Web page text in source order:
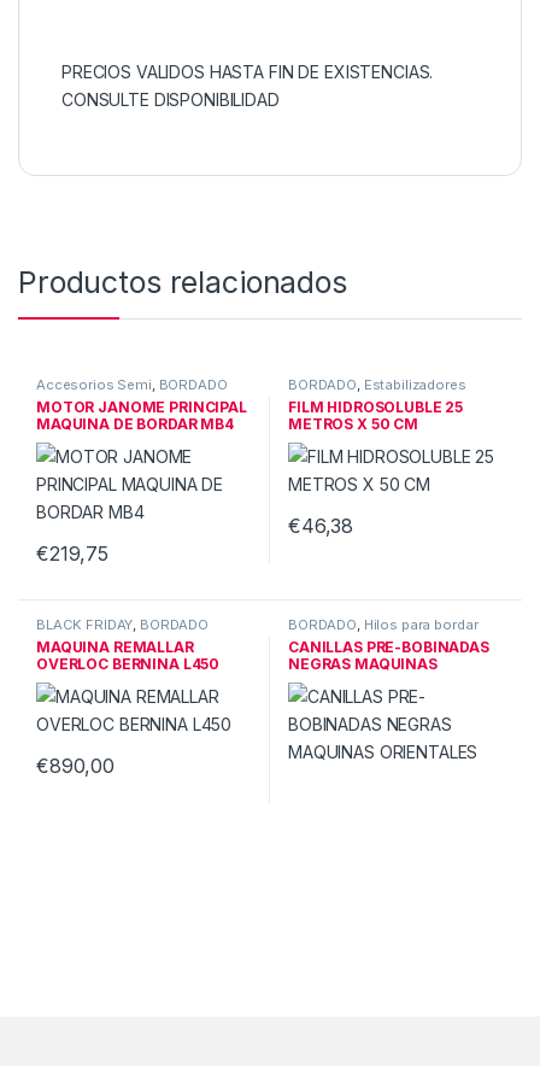
PRECIOS VALIDOS HASTA FIN DE EXISTENCIAS.
CONSULTE DISPONIBILIDAD
Productos relacionados
Accesorios Semi, BORDADO
MOTOR JANOME PRINCIPAL
MAQUINA DE BORDAR MB4
€219,75
BORDADO, Estabilizadores
FILM HIDROSOLUBLE 25
METROS X 50 CM
€46,38
BLACK FRIDAY BORDADO
MAQUINA REMALLAR
OVERLOC BERNINA L450
€890,00
BORDADO Hilos para bordar
CANILLAS PRE-BOBINADAS
NEGRAS MAQUINAS
ORIENTALES